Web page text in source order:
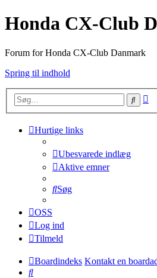
Honda CX-Club
Forum for Honda CX-Club Danmark
Spring til indhold
Søg
Hurtige links
Ubesvarede indlæg
Aktive emner
Søg
OSS
Log ind
Tilmeld
Boardindeks Kontakt en
Søg